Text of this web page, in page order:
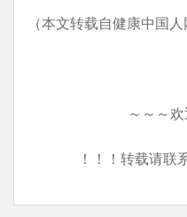
（本文转载自健康中国人
～～～
！！！转载请联